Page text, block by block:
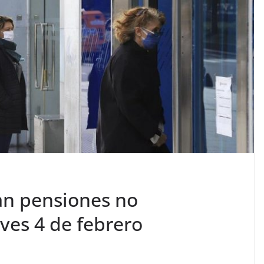
pensiones no
4 de febrero